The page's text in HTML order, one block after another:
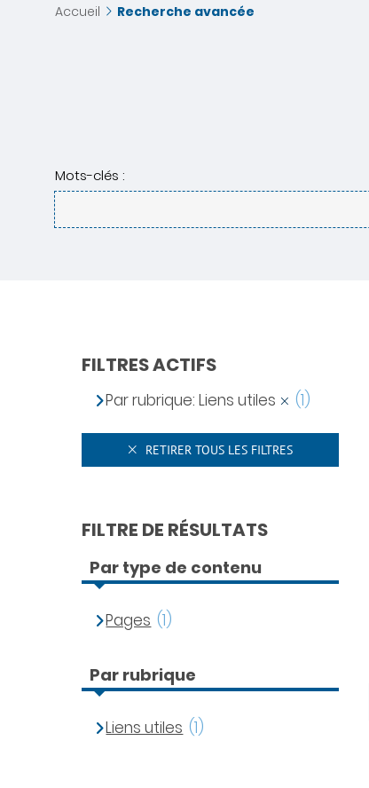
Accueil Recherche avancée
Mots-clés :
FILTRES ACTIFS
Par rubrique: Liens utiles (1)
RETIRER TOUS LES FILTRES
FILTRE DE RÉSULTATS
Par type de contenu
Pages (1)
Par rubrique
Liens utiles (1)